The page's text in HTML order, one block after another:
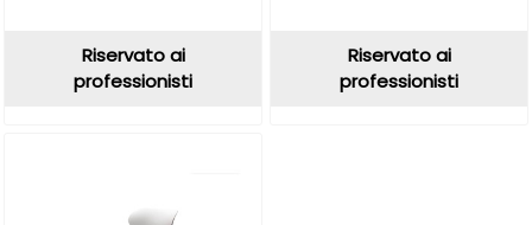
Riservato ai
professionisti
Riservato ai
professionisti